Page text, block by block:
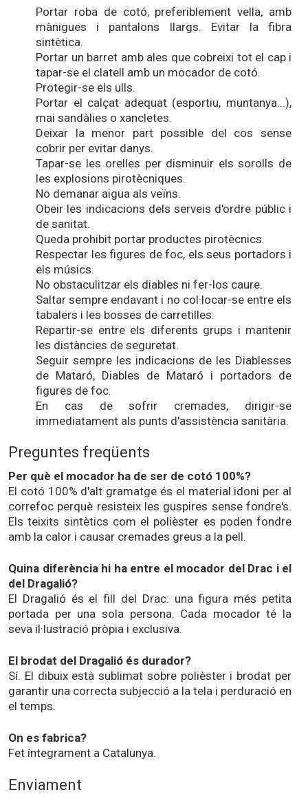
Portar roba de cotó, preferiblement vella, amb
mànigues i pantalons llargs. Evitar la fibra
sintètica.
Portar un barret amb ales que cobreixi tot el cap i
tapar-se el clatell amb un mocador de cotó.
Protegir-se els ulls.
Portar el calçat adequat (esportiu, muntanya...),
mai sandàlies o xancletes.
Deixar la menor part possible del cos sense
cobrir per evitar danys.
Tapar-se les orelles per disminuir els sorolls de
les explosions pirotècniques.
No demanar aigua als veïns.
Obeir les indicacions dels serveis d'ordre públic i
de sanitat.
Queda prohibit portar productes pirotècnics.
Respectar les figures de foc, els seus portadors i
els músics.
No obstaculitzar els diables ni fer-los caure.
Saltar sempre endavant i no col·locar-se entre els
tabalers i les bosses de carretilles.
Repartir-se entre els diferents grups i mantenir
les distàncies de seguretat.
Seguir sempre les indicacions de les Diablesses
de Mataró, Diables de Mataró i portadors de
figures de foc.
En cas de sofrir cremades, dirigir-se
immediatament als punts d'assistència sanitària.
Preguntes freqüents
Per què el mocador ha de ser de cotó 100%?
El cotó 100% d'alt gramatge és el material idoni per al
correfoc perquè resisteix les guspires sense fondre's.
Els teixits sintètics com el polièster es poden fondre
amb la calor i causar cremades greus a la pell.
Quina diferència hi ha entre el mocador del Drac i el
del Dragalió?
El Dragalió és el fill del Drac: una figura més petita
portada per una sola persona. Cada mocador té la
seva il·lustració pròpia i exclusiva.
El brodat del Dragalió és durador?
Sí. El dibuix està sublimat sobre polièster i brodat per
garantir una correcta subjecció a la tela i perduració en
el temps.
On es fabrica?
Fet íntegrament a Catalunya.
Enviament